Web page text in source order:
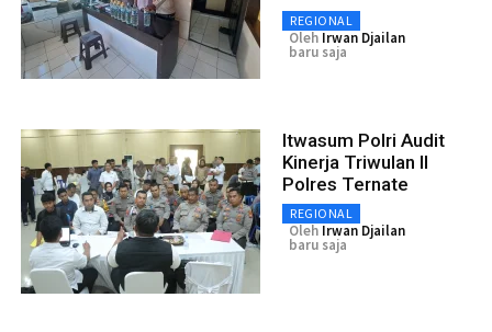
REGIONAL
Oleh Irwan Djailan
baru saja
Itwasum Polri Audit
Kinerja Triwulan II
Polres Ternate
REGIONAL
Oleh Irwan Djailan
baru saja